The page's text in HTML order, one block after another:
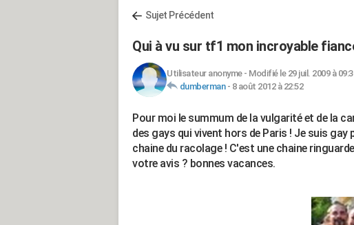
Sujet Précédent
Qui à vu sur tf1 mon incroyable
Utilisateur anonyme- Modifié le 29 juil. 2009 à
dumberman- 8 août 2012 à 22:52
Pour moi le summum de la vulgarité et de la
des gays qui vivent hors de Paris ! Je suis
chaine du racolage ! C'est une chaine
votre avis ? bonnes vacances.